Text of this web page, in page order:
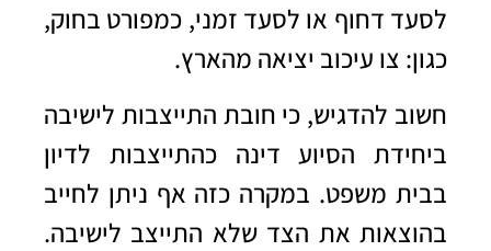
לסעד דחוף או לסעד זמני, כמפורט בחוק,
כגון: צו עיכוב יציאה מהארץ.
חשוב להדגיש, כי חובת התייצבות לישיבה
ביחידת הסיוע דינה כהתייצבות לדיון
בבית משפט. במקרה כזה אף ניתן לחייב
בהוצאות את הצד שלא התייצב לישיבה.